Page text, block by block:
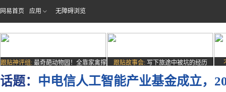
网易首页 应用 无障碍浏览
跟贴神评组: 最奇葩动物园！全靠家禽撑
场子
跟贴故事会: 写下旅途中被坑的经历
话题： 中电信人工智能产业基金成立，